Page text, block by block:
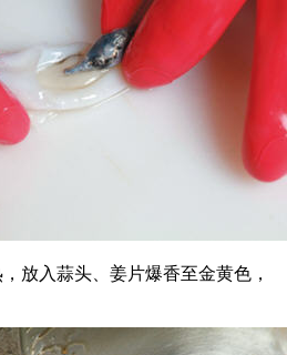
放入蒜头、姜片爆香至金黄色，